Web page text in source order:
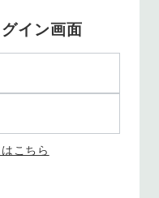
イン画面
こちら